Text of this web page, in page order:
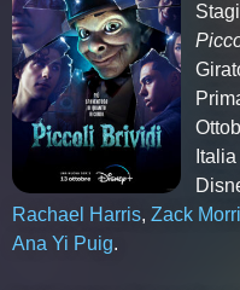
Rachael Harris, Zack
Ana Yi Puig.